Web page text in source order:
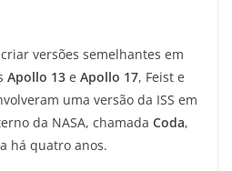
versões semelhantes em
Apollo 13 e Apollo 17, Feist e
uma versão da ISS em
da NASA, chamada Coda,
há quatro anos.